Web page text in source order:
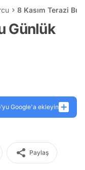
8 Kasım Terazi
Günlük
Google'a ekleyin
Paylaş